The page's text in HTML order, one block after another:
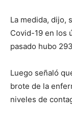
La medida, dijo,
Covid-19 en los
pasado hubo
Luego señaló
brote de la
niveles de